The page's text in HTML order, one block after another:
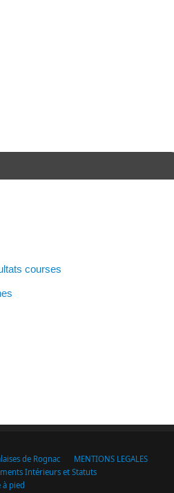
courses
de Rognac
MENTIONS LEGALES
Intérieurs et Statuts
à pied